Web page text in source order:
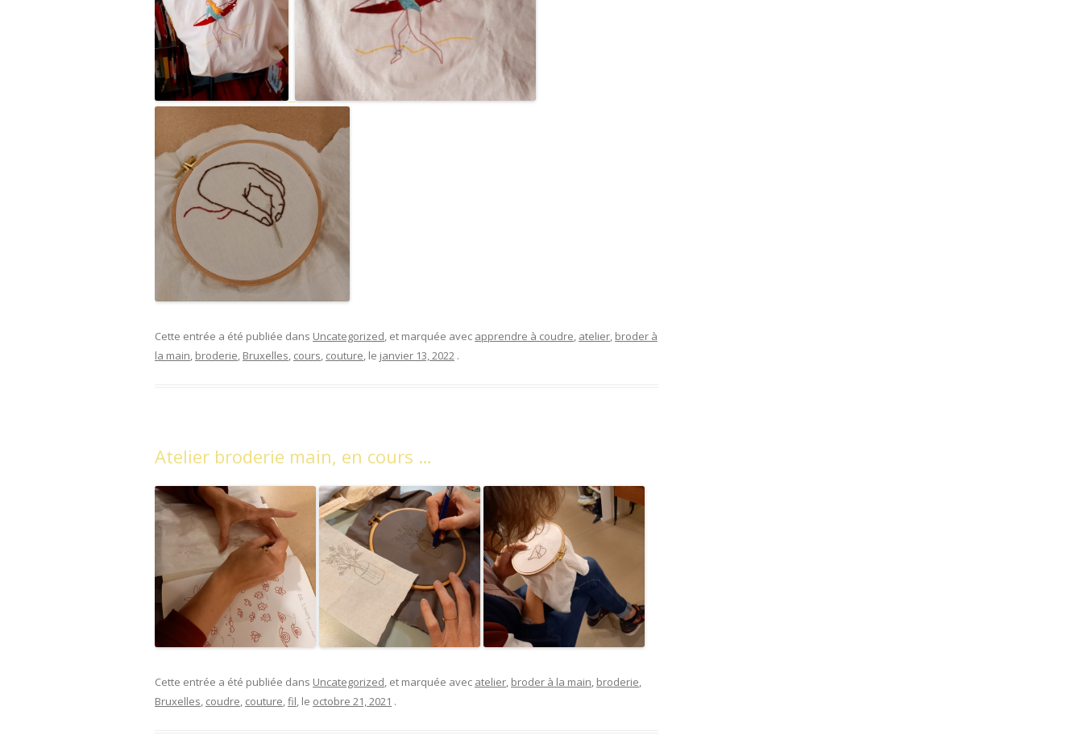
Cette entrée a été publiée dans Uncategorized, et marquée avec apprendre à coudre, atelier, broder à
la main, broderie, Bruxelles, cours, couture, le janvier 13, 2022 .
Atelier broderie main, en cours …
Cette entrée a été publiée dans Uncategorized, et marquée avec atelier, broder à la main, broderie,
Bruxelles, coudre, couture,fil, le octobre 21, 2021 .